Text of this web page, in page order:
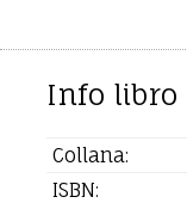
Info libro
Collana:
ISBN: